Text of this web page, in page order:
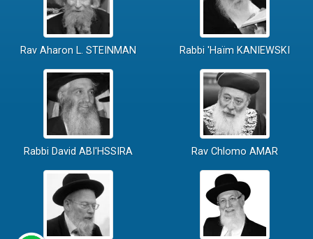
Rav Aharon L. STEINMAN Rabbi 'Haïm KANIEWSKI
Rabbi David ABI'HSSIRA Rav Chlomo AMAR